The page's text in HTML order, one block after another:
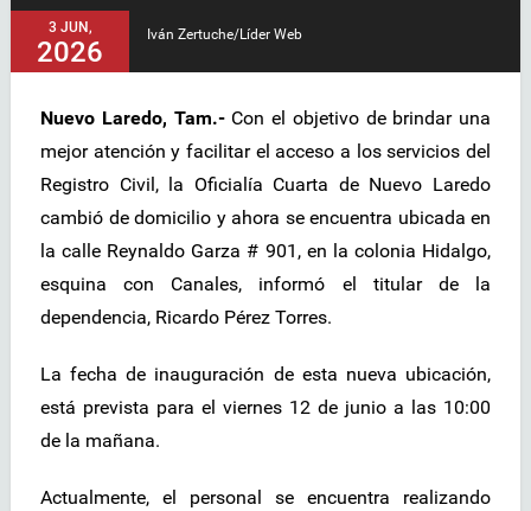
3 JUN,
2026
Iván Zertuche/Líder Web
Nuevo Laredo, Tam.- Con el objetivo de brindar una
mejor atención y facilitar el acceso a los servicios del
Registro Civil, la Oficialía Cuarta de Nuevo Laredo
cambió de domicilio y ahora se encuentra ubicada en
la calle Reynaldo Garza # 901, en la colonia Hidalgo,
esquina con Canales, informó el titular de la
dependencia, Ricardo Pérez Torres.
La fecha de inauguración de esta nueva ubicación,
está prevista para el viernes 12 de junio a las 10:00
de la mañana.
Actualmente, el personal se encuentra realizando